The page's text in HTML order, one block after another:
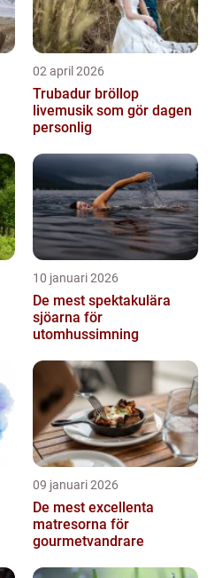
02 april 2026
Trubadur bröllop
livemusik som gör dagen
personlig
10 januari 2026
De mest spektakulära
sjöarna för
utomhussimning
09 januari 2026
De mest excellenta
matresorna för
gourmetvandrare